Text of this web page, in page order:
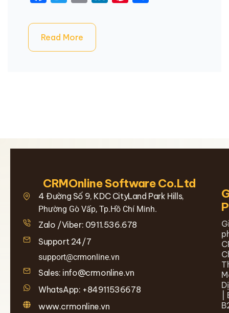
Read More
CRMOnline Software Co.Ltd
4 Đường Số 9, KDC CityLand Park Hills,
Phường Gò Vấp, Tp.Hồ Chí Minh.
Zalo /Viber: 0911.536.678
Support 24/7
support@crmonline.vn
Sales: info@crmonline.vn
WhatsApp: +84911536678
www.crmonline.vn